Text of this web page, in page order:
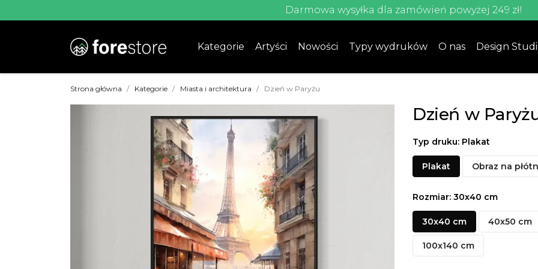
Darmowa wysyłka dla zamówień powyżej 249 zł!
Kategorie Artyści Nowości Typy wydruków O nas Design
Strona główna Kategorie Miasta i architektura Dzień w Paryżu
Dzień w
Typ druku: Plakat
Plakat Obraz na
Rozmiar: 30x40 cm
30x40 cm 40x50 cm
100x140 cm